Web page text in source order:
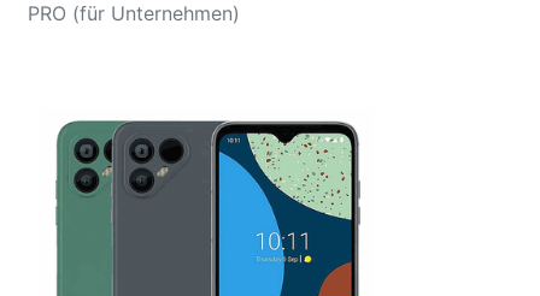
PRO (für Unternehmen)